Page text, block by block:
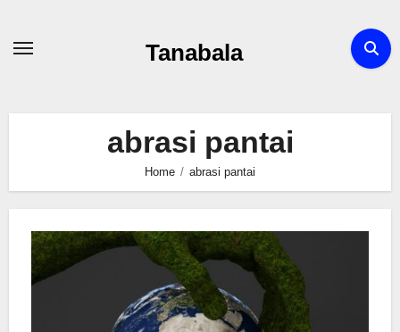
Tanabala
abrasi pantai
Home abrasi pantai